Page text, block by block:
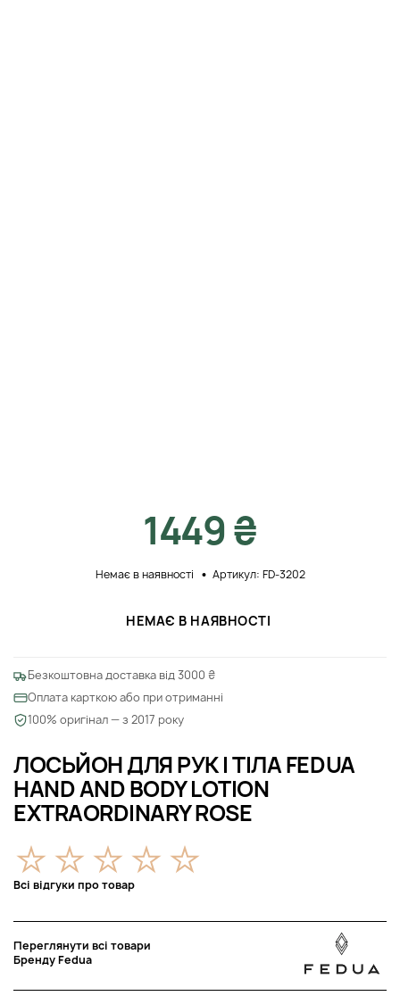
ЛОСЬЙОН ДЛЯ РУК І ТІЛА FEDUA
HAND AND BODY LOTION
EXTRAORDINARY ROSE
Всі відгуки про товар
Переглянути всі товари
Бренду Fedua
1449 ₴
Немає в наявності Артикул: FD-3202
НЕМАЄ В НАЯВНОСТІ
Безкоштовна доставка від 3000 ₴
Оплата карткою або при отриманні
100% оригінал — з 2017 року